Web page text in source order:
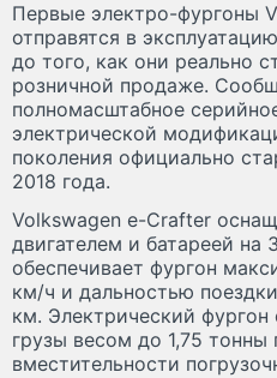
Первые электро-фургоны
отправятся в
до того, как они реально
розничной продаже.
полномасштабное
электрической
поколения официально
2018 года.
Volkswagen e-Crafter
двигателем и батареей на
обеспечивает фургон
км/ч и дальностью
км. Электрический фургон
грузы весом до 1,75
вместительности